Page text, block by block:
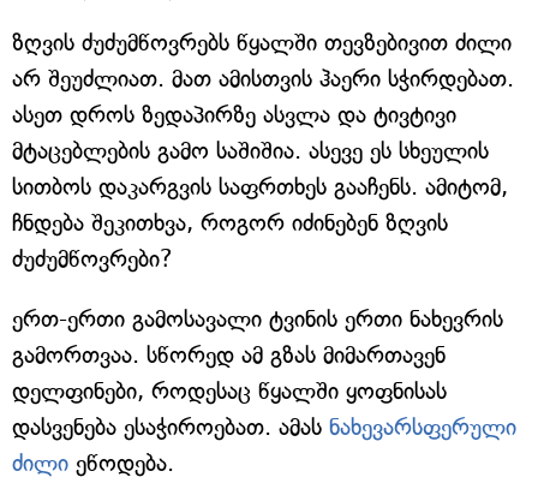
ზღვის ძუძუმწოვრებს წყალში თევზებივით ძილი
არ შეუძლიათ. მათ ამისთვის ჰაერი სჭირდებათ.
ასეთ დროს ზედაპირზე ასვლა და ტივტივი
მტაცებლების გამო საშიშია. ასევე ეს სხეულის
სითბოს დაკარგვის საფრთხეს გააჩენს. ამიტომ,
ჩნდება შეკითხვა, როგორ იძინებენ ზღვის
ძუძუმწოვრები?
ერთ-ერთი გამოსავალი ტვინის ერთი ნახევრის
გამორთვაა. სწორედ ამ გზას მიმართავენ
დელფინები, როდესაც წყალში ყოფნისას
დასვენება ესაჭიროებათ. ამას ნახევარსფერული
ძილი ეწოდება.